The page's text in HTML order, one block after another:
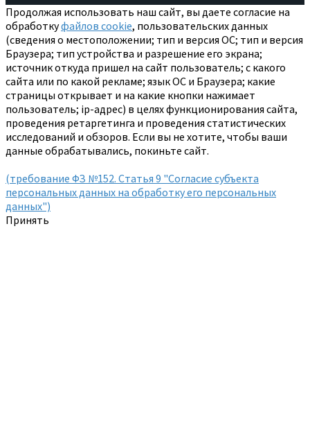
Продолжая использовать наш сайт, вы даете согласие на
обработкуфайлов cookie, пользовательских данных
(сведения о местоположении; тип и версия ОС; тип и версия
Браузера; тип устройства и разрешение его экрана;
источник откуда пришел на сайт пользователь; с какого
сайта или по какой рекламе; язык ОС и Браузера; какие
страницы открывает и на какие кнопки нажимает
пользователь; ip-адрес) в целях функционирования сайта,
проведения ретаргетинга и проведения статистических
исследований и обзоров. Если вы не хотите, чтобы ваши
данные обрабатывались, покиньте сайт.
(требование ФЗ №152. Статья 9 "Согласие субъекта
персональных данных на обработку его персональных
данных")
Принять